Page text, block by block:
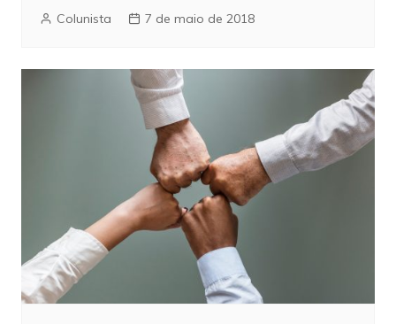
Colunista 7 de maio de 2018